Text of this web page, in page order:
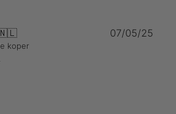
koper
07/05/25